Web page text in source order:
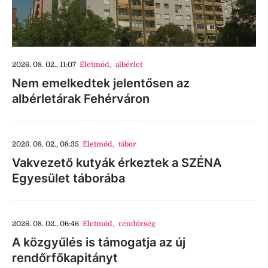
2026. 08. 02., 11:07 Életmód, albérlet
Nem emelkedtek jelentősen az
albérletárak Fehérváron
2026. 08. 02., 08:35 Életmód, tábor
Vakvezető kutyák érkeztek a SZÉNA
Egyesület táborába
2026. 08. 02., 06:46 Életmód, rendőrség
A közgyűlés is támogatja az új
rendőrfőkapitányt